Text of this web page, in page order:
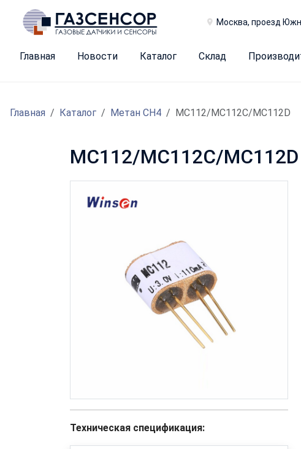
Москва, проезд
Главная Новости Каталог Склад
Главная Каталог Метан CH4 MC112/MC112C/MC112D
MC112/MC112C/
Техническая спецификация: